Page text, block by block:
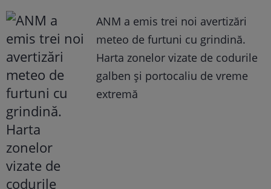
ANM a emis trei noi avertizări
meteo de furtuni cu grindină.
Harta zonelor vizate de codurile
galben și portocaliu de vreme
extremă